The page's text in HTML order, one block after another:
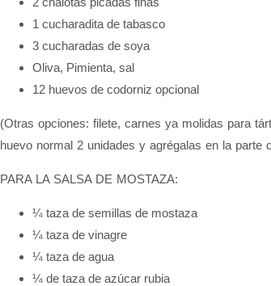
1 cucharadita de tabasco
3 cucharadas de soya
Oliva, Pimienta, sal
12 huevos de codorniz opcional
(Otras opciones: filete, carnes ya molidas para
huevo normal 2 unidades y agrégalas en la
PARA LA SALSA DE MOSTAZA:
¼ taza de semillas de mostaza
¼ taza de vinagre
¼ taza de agua
¼ de taza de azúcar rubia